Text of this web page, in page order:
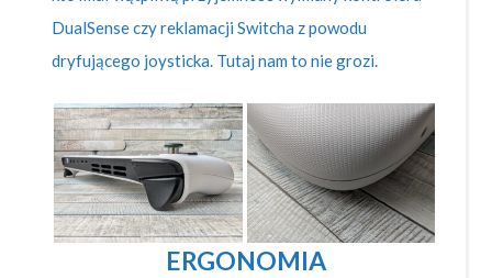
DualSense czy reklamacji Switcha z powodu
dryfującego joysticka. Tutaj nam to nie grozi.
ERGONOMIA